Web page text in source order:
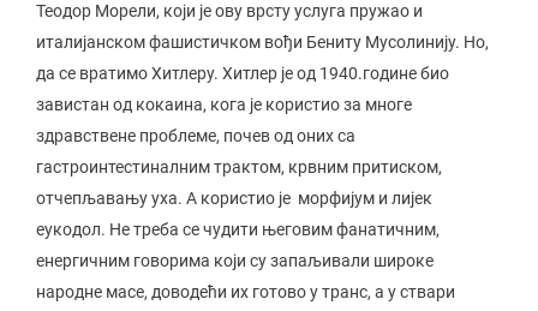
Теодор Морели, који је ову врсту услуга пружао и
италијанском фашистичком вођи Бениту Мусолинију. Но,
да се вратимо Хитлеру. Хитлер је од 1940.године био
завистан од кокаина, кога је користио за многе
здравствене проблеме, почев од оних са
гастроинтестиналним трактом, крвним притиском,
отчепљавању уха. А користио је морфијум и лијек
еукодол. Не треба се чудити његовим фанатичним,
енергичним говорима који су запаљивали широке
народне масе, доводећи их готово у транс, а у ствари